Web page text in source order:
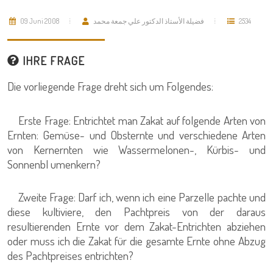
09 Juni 2008 فضيلة الأستاذ الدكتور علي جمعة محمد 2534
IHRE FRAGE
Die vorliegende Frage dreht sich um Folgendes:
Erste Frage: Entrichtet man Zakat auf folgende Arten von
Ernten: Gemüse- und Obsternte und verschiedene Arten
von Kernernten wie Wassermelonen-, Kürbis- und
Sonnenbl umenkern?
Zweite Frage: Darf ich, wenn ich eine Parzelle pachte und
diese kultiviere, den Pachtpreis von der daraus
resultierenden Ernte vor dem Zakat-Entrichten abziehen
oder muss ich die Zakat für die gesamte Ernte ohne Abzug
des Pachtpreises entrichten?